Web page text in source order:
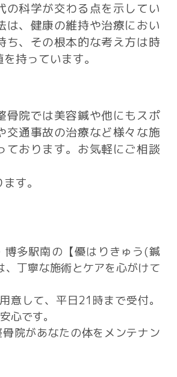
の科学が交わる点を示してい
は、健康の維持や治療におい
ち、その根本的な考え方は時
持っています。
骨院では美容鍼や他にもスポ
交通事故の治療など様々な施
ております。お気軽にご相談
す。
博多駅南の【優はりきゅう(鍼
、丁寧な施術とケアを心がけて
意して、平日21時まで受付。
心です。
院があなたの体をメンテナン